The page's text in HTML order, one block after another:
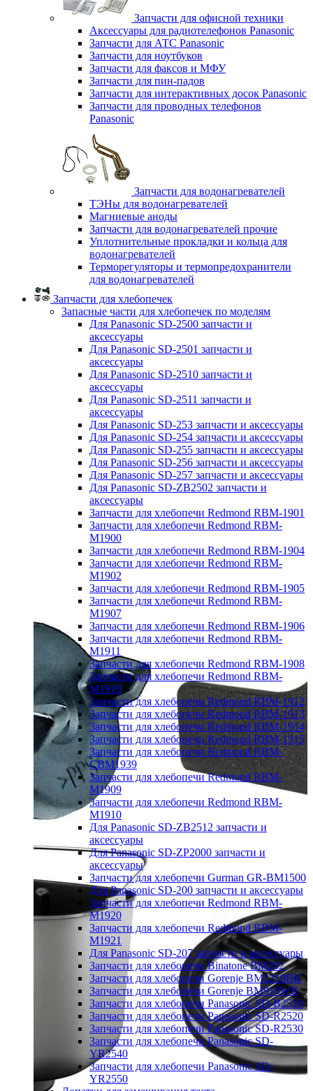
Запчасти для офисной техники
Аксессуары для радиотелефонов Panasonic
Запчасти для АТС Panasonic
Запчасти для ноутбуков
Запчасти для факсов и МФУ
Запчасти для пин-падов
Запчасти для интерактивных досок Panasonic
Запчасти для проводных телефонов
Panasonic
Запчасти для водонагревателей
ТЭНы для водонагревателей
Магниевые аноды
Запчасти для водонагревателей прочие
Уплотнительные прокладки и кольца для
водонагревателей
Терморегуляторы и термопредохранители
для водонагревателей
Запчасти для хлебопечек
Запасные части для хлебопечек по моделям
Для Panasonic SD-2500 запчасти и
аксессуары
Для Panasonic SD-2501 запчасти и
аксессуары
Для Panasonic SD-2510 запчасти и
аксессуары
Для Panasonic SD-2511 запчасти и
аксессуары
Для Panasonic SD-253 запчасти и аксессуары
Для Panasonic SD-254 запчасти и аксессуары
Для Panasonic SD-255 запчасти и аксессуары
Для Panasonic SD-256 запчасти и аксессуары
Для Panasonic SD-257 запчасти и аксессуары
Для Panasonic SD-ZB2502 запчасти и
аксессуары
Запчасти для хлебопечи Redmond RBM-1901
Запчасти для хлебопечи Redmond RBM-
M1900
Запчасти для хлебопечи Redmond RBM-1904
Запчасти для хлебопечи Redmond RBM-
M1902
Запчасти для хлебопечи Redmond RBM-1905
Запчасти для хлебопечи Redmond RBM-
M1907
Запчасти для хлебопечи Redmond RBM-1906
Запчасти для хлебопечи Redmond RBM-
M1911
Запчасти для хлебопечи Redmond RBM-1908
Запчасти для хлебопечи Redmond RBM-
M1919
Запчасти для хлебопечи Redmond RBM-1912
Запчасти для хлебопечи Redmond RBM-1913
Запчасти для хлебопечи Redmond RBM-1914
Запчасти для хлебопечи Redmond RBM-1915
Запчасти для хлебопечи Redmond RBM-
CBM1939
Запчасти для хлебопечи Redmond RBM-
M1909
Запчасти для хлебопечи Redmond RBM-
M1910
Для Panasonic SD-ZB2512 запчасти и
аксессуары
Для Panasonic SD-ZP2000 запчасти и
аксессуары
Запчасти для хлебопечи Gurman GR-BM1500
Для Panasonic SD-200 запчасти и аксессуары
Запчасти для хлебопечи Redmond RBM-
M1920
Запчасти для хлебопечи Redmond RBM-
M1921
Для Panasonic SD-207 запчасти и аксессуары
Запчасти для хлебопечи Binatone BM202
Запчасти для хлебопечи Gorenje BM1210BK
Запчасти для хлебопечи Gorenje BM910WII
Запчасти для хлебопечи Panasonic SD-B2510
Запчасти для хлебопечи Panasonic SD-R2520
Запчасти для хлебопечи Panasonic SD-R2530
Запчасти для хлебопечи Panasonic SD-
YR2540
Запчасти для хлебопечи Panasonic SD-
YR2550